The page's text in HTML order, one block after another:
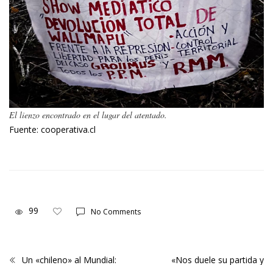
El lienzo encontrado en el lugar del atentado.
Fuente: cooperativa.cl
99 No Comments
Un «chileno» al Mundial:
«Nos duele su partida y